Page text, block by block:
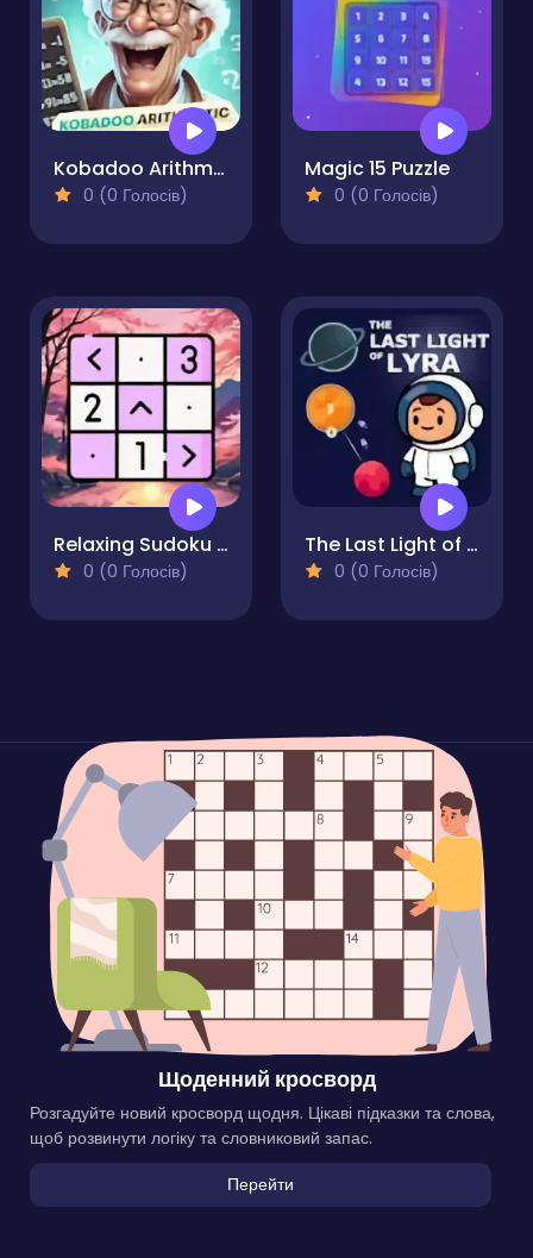
Kobadoo Arithmetic
0 (0 Голосів)
Magic 15 Puzzle
0 (0 Голосів)
Relaxing Sudoku and Futoshiki
0 (0 Голосів)
The Last Light of Lyra
0 (0 Голосів)
Щоденний кросворд
Розгадуйте новий кросворд щодня. Цікаві підказки та слова,
щоб розвинути логіку та словниковий запас.
Перейти